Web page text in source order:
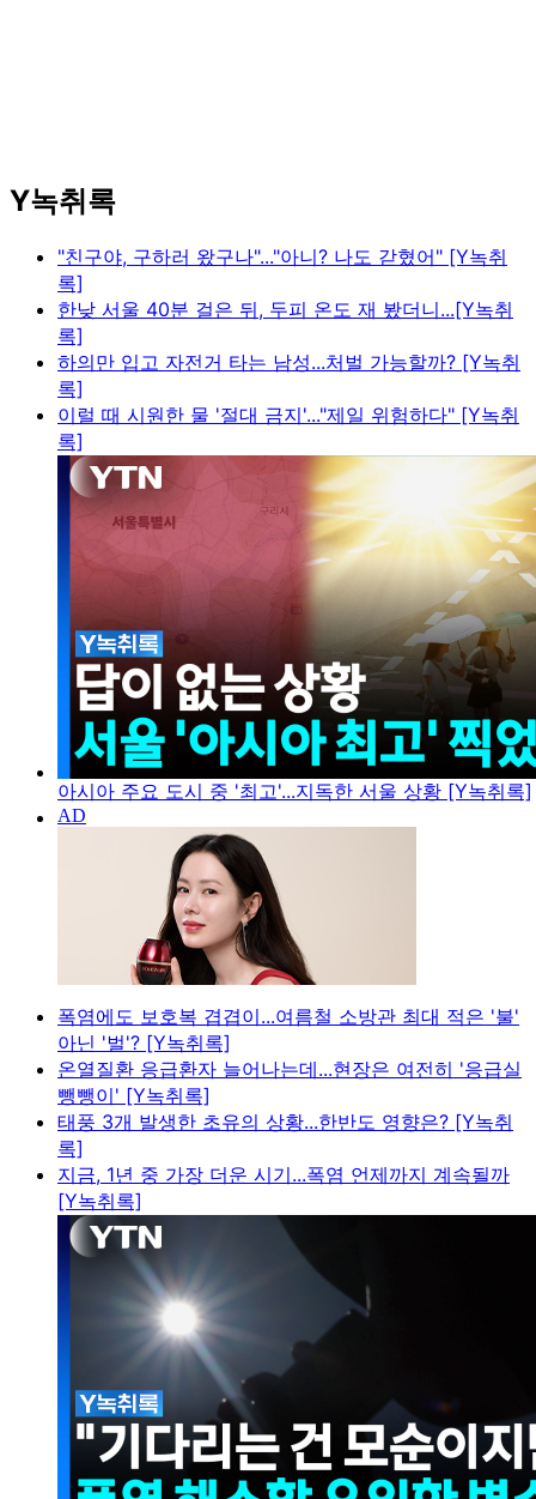
Y녹취록
"친구야, 구하러 왔구나"..."아니? 나도 갇혔어" [Y녹취
록]
한낮 서울 40분 걸은 뒤, 두피 온도 재 봤더니...[Y녹취
록]
하의만 입고 자전거 타는 남성...처벌 가능할까? [Y녹취
록]
이럴 때 시원한 물 '절대 금지'..."제일 위험하다" [Y녹취
록]
아시아 주요 도시 중 '최고'...지독한 서울 상황 [Y녹취록]
폭염에도 보호복 겹겹이...여름철 소방관 최대 적은 '불'
아닌 '벌'? [Y녹취록]
온열질환 응급환자 늘어나는데...현장은 여전히 '응급실
뺑뺑이' [Y녹취록]
태풍 3개 발생한 초유의 상황...한반도 영향은? [Y녹취
록]
지금, 1년 중 가장 더운 시기...폭염 언제까지 계속될까
[Y녹취록]